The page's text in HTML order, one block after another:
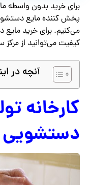
برای خرید بدون واسطه
پخش کننده مایع
می‌کنیم. برای خرید
کیفیت می‌توانید از
آنچه در
کارخانه
دستشویی